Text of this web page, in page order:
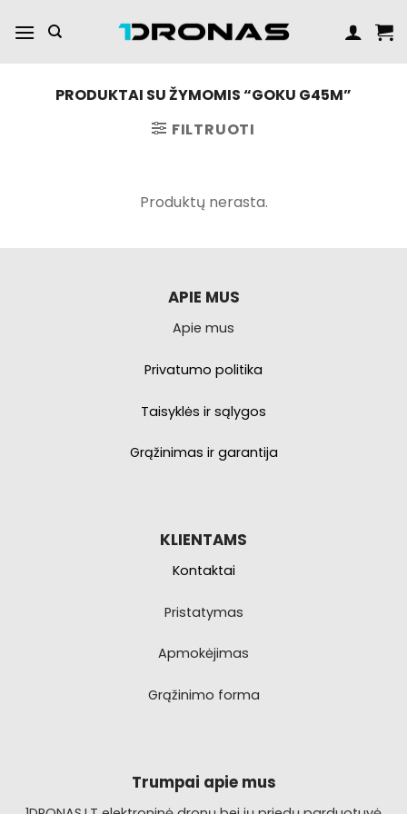
turinį
PRODUKTAI SU ŽYMOMIS “GOKU G45M”
FILTRUOTI
Produktų nerasta.
APIE MUS
Apie mus
Privatumo politika
Taisyklės ir sąlygos
Grąžinimas ir garantija
KLIENTAMS
Kontaktai
Pristatymas
Apmokėjimas
Grąžinimo forma
Trumpai apie mus